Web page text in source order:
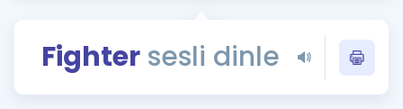
Rehberlik Aracı
ÖSYM Sınav Takvimi
Fightersesli dinle